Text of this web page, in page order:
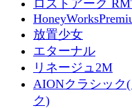
ロストアーク
放置少女
エターナル
リネージュ2M
AIONクラシック
ク)